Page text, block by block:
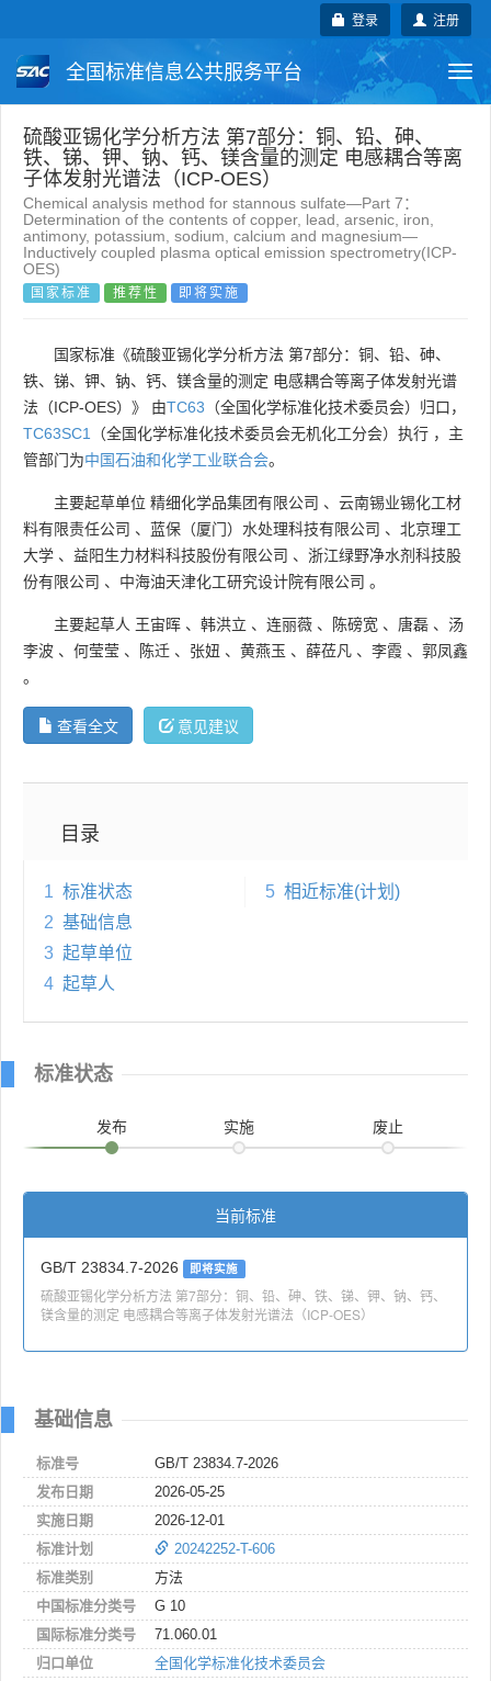
注册
登录
全国标准信息公共服务平台
国家标准 行业标准 地方标准
团体标准 企业标准
国外标准 技术委员会
硫酸亚锡化学分析方法 第7部分：铜、铅、砷、
铁、锑、钾、钠、钙、镁含量的测定 电感耦合等离
子体发射光谱法（ICP-OES）
Chemical analysis method for stannous sulfate—Part 7：
Determination of the contents of copper, lead, arsenic, iron,
antimony, potassium, sodium, calcium and magnesium—
Inductively coupled plasma optical emission spectrometry(ICP-
OES)
国家标准 推荐性 即将实施
国家标准《硫酸亚锡化学分析方法 第7部分：铜、铅、砷、
铁、锑、钾、钠、钙、镁含量的测定 电感耦合等离子体发射光谱
法（ICP-OES）》 由TC63 （全国化学标准化技术委员会）归口，
TC63SC1
（全国化学标准化技术委员会无机化工分会）执行 ，主
管部门为中国石油和化学工业联合会。
主要起草单位 精细化学品集团有限公司 、 云南锡业锡化工材
料有限责任公司 、 蓝保（厦门）水处理科技有限公司 、 北京理工
大学 、 益阳生力材料科技股份有限公司 、 浙江绿野净水剂科技股
份有限公司 、 中海油天津化工研究设计院有限公司 。
主要起草人 王宙晖 、 韩洪立 、 连丽薇 、 陈磅宽 、 唐磊 、 汤
李波 、 何莹莹 、 陈迁 、 张妞 、 黄燕玉 、 薛莅凡 、 李霞 、 郭凤鑫
。
查看全文 意见建议
目录
1 标准状态
2 基础信息
3 起草单位
4 起草人
5 相近标准(计划)
标准状态
发布 实施 废止
当前标准
GB/T 23834.7-2026 即将实施
硫酸亚锡化学分析方法 第7部分：铜、铅、砷、铁、锑、钾、钠、钙、
镁含量的测定 电感耦合等离子体发射光谱法（ICP-OES）
基础信息
标准号
GB/T 23834.7-2026
发布日期
2026-05-25
实施日期
2026-12-01
标准计划
20242252-T-606
标准类别
方法
中国标准分类号
G 10
国际标准分类号
71.060.01
归口单位
全国化学标准化技术委员会